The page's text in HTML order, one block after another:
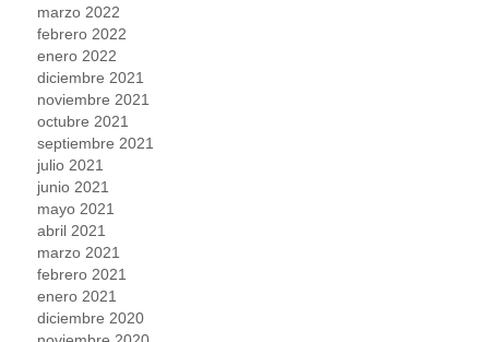
marzo 2022
febrero 2022
enero 2022
diciembre 2021
noviembre 2021
octubre 2021
septiembre 2021
julio 2021
junio 2021
mayo 2021
abril 2021
marzo 2021
febrero 2021
enero 2021
diciembre 2020